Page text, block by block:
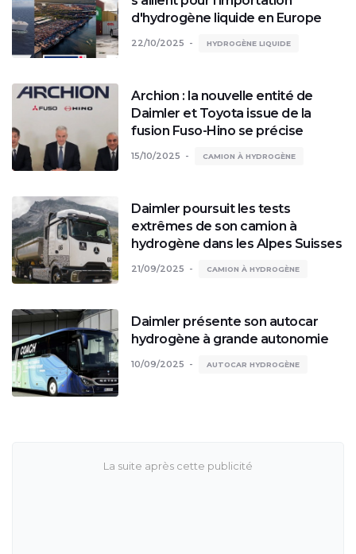
d'hydrogène liquide en Europe
22/10/2025 HYDROGÈNE LIQUIDE
Archion : la nouvelle entité de
Daimler et Toyota issue de la
fusion Fuso-Hino se précise
15/10/2025 CAMION À HYDROGÈNE
Daimler poursuit les tests
extrêmes de son camion à
hydrogène dans les Alpes Suisses
21/09/2025 CAMION À HYDROGÈNE
Daimler présente son autocar
hydrogène à grande autonomie
10/09/2025 AUTOCAR HYDROGÈNE